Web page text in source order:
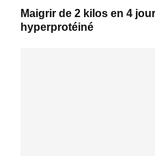
Maigrir de 2 kilos en 4
hyperprotéiné